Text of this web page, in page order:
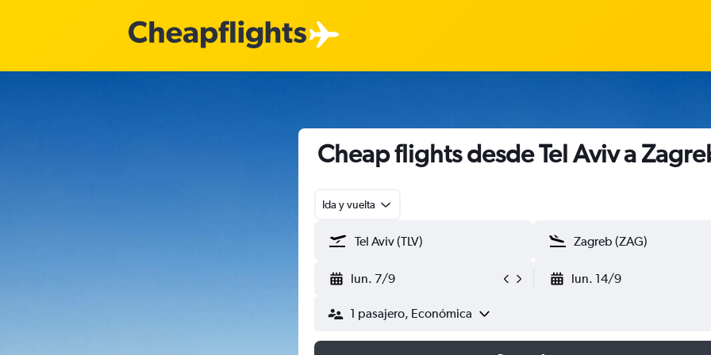
Cheap flights desde Tel Aviv a
Ida y vuelta
lun. 7/9 lun. 14/9
1 pasajero, Económica